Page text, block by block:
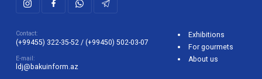
Contact:
(+99455) 322-35-52 / (+99450) 502-03-07
E-mail:
ldj@bakuinform.az
Exhibitions
For gourmets
About us